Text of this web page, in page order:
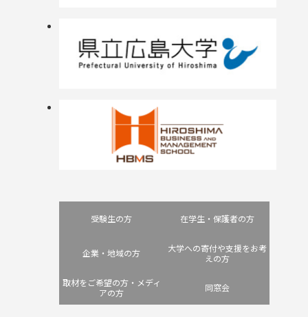
受験生の方 在学生・保護者の方
企業・地域の方
大学への寄付や支援をお考
えの方
取材をご希望の方・メディ
アの方
同窓会